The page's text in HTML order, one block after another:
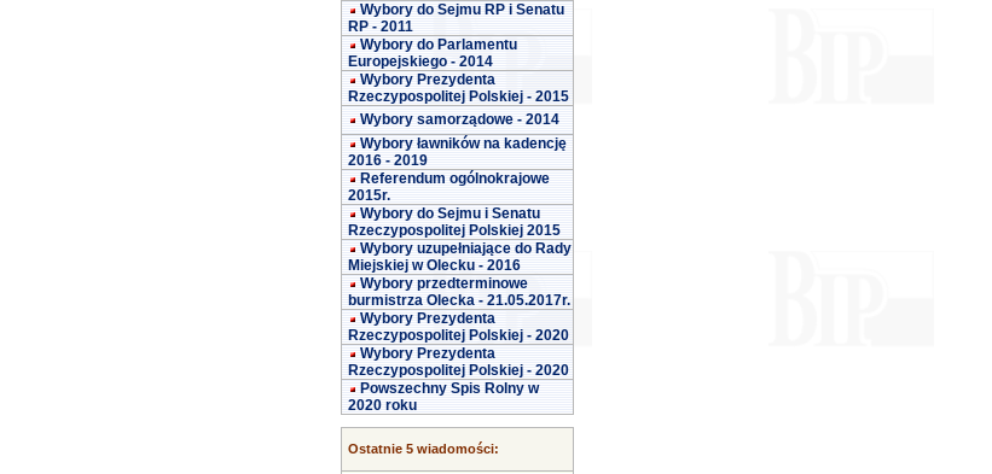
Wybory do Sejmu RP i Senatu
RP - 2011
Wybory do Parlamentu
Europejskiego - 2014
Wybory Prezydenta
Rzeczypospolitej Polskiej - 2015
Wybory samorządowe - 2014
Wybory ławników na kadencję
2016 - 2019
Referendum ogólnokrajowe
2015r.
Wybory do Sejmu i Senatu
Rzeczypospolitej Polskiej 2015
Wybory uzupełniające do Rady
Miejskiej w Olecku - 2016
Wybory przedterminowe
burmistrza Olecka - 21.05.2017r.
Wybory Prezydenta
Rzeczypospolitej Polskiej - 2020
Wybory Prezydenta
Rzeczypospolitej Polskiej - 2020
Powszechny Spis Rolny w
2020 roku
Ostatnie 5 wiadomości: